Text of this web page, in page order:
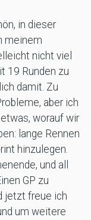
in dieser
meinem
nicht viel
19 Runden zu
damit. Zu
aber ich
worauf wir
lange Rennen
hinzulegen.
und all
GP zu
jetzt freue ich
um weitere